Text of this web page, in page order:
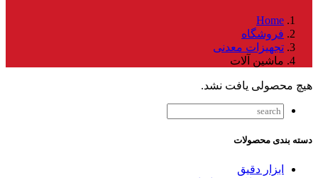
Home
فروشگاه
تجهیزات معدنی
ماشین آلات
هیچ محصولی یافت نشد.
دسته بندی محصولات
ابزار دقیق